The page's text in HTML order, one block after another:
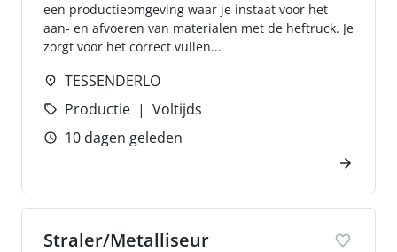
een productieomgeving waar je instaat voor het
aan- en afvoeren van materialen met de heftruck. Je
zorgt voor het correct vullen...
TESSENDERLO
Productie
Voltijds
10 dagen geleden
Straler/Metalliseur